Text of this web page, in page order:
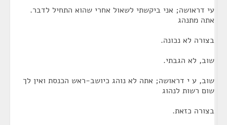
עי דראושה; אני ביקשתי לשאול אחרי שהוא התחיל לדבר.
אתה מתנהג
בצורה לא נכונה.
שוב, לא הגבתי.
שוב, ע י דראושה; אתה לא נוהג כיושב-ראש הכנסת ואין לך
שום רשות לנהוג
בצורה כזאת.